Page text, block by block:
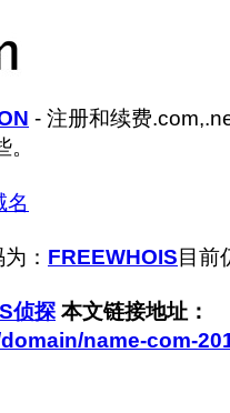
- 注册和续费
名
： FREEWHOIS 目前
侦探 本文链接地址：
name-com-